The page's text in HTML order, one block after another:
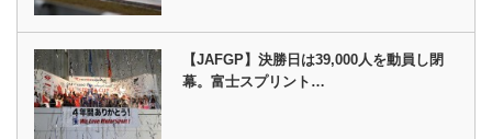
【JAFGP】決勝日は39,000人を動員し閉
幕。富士スプリント…